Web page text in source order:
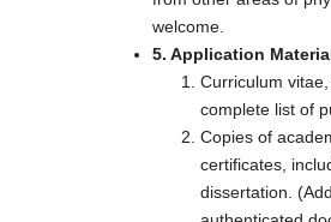
welcome.
5. Application
Curriculum
complete list of
Copies of
certificates,
dissertation.